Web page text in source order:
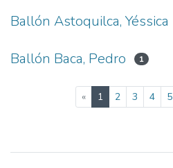
Ballón Astoquilca, Yéssica
Ballón Baca, Pedro 1
« 1(current)
2 3 4 5